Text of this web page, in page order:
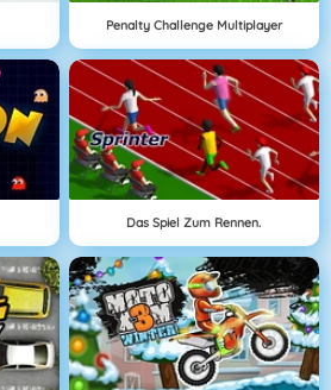
Penalty Challenge Multiplayer
Das Spiel Zum Rennen.